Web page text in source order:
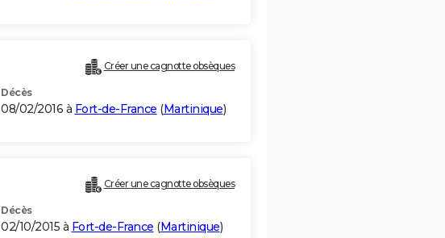
Créer une cagnotte obsèques
Décès
08/02/2016 à Fort-de-France (Martinique)
Créer une cagnotte obsèques
Décès
02/10/2015 à Fort-de-France (Martinique)